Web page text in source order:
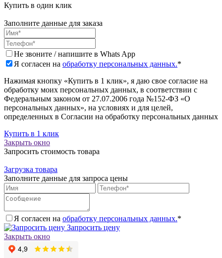
Купить в один клик
Заполните данные для заказа
Не звоните / напишите в Whats App
Я согласен на обработку персональных данных.*
Нажимая кнопку «Купить в 1 клик», я даю свое согласие на
обработку моих персональных данных, в соответствии с
Федеральным законом от 27.07.2006 года №152-ФЗ «О
персональных данных», на условиях и для целей,
определенных в Согласии на обработку персональных данных
Купить в 1 клик
Закрыть окно
Запросить стоимость товара
Загрузка товара
Заполните данные для запроса цены
Я согласен на обработку персональных данных.*
Запросить цену
Закрыть окно